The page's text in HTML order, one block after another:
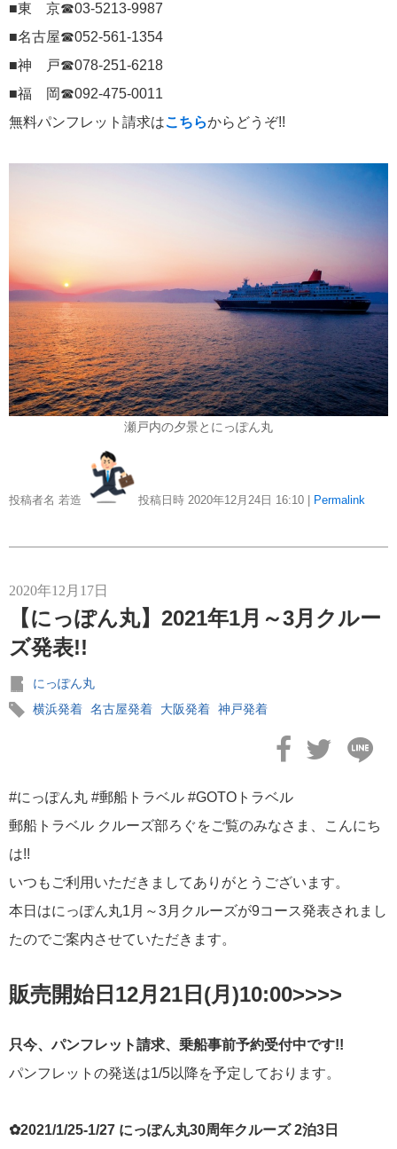
■東 京☎03-5213-9987
■名古屋☎052-561-1354
■神 戸☎078-251-6218
■福 岡☎092-475-0011
無料パンフレット請求はこちらからどうぞ!!
瀬戸内の夕景とにっぽん丸
投稿者名 若造 投稿日時 2020年12月24日 16:10 Permalink
2020年12月17日
【にっぽん丸】2021年1月～3月クルー
ズ発表!!
にっぽん丸
横浜発着 名古屋発着 大阪発着 神戸発着
#にっぽん丸 #郵船トラベル #GOTOトラベル
郵船トラベル クルーズ部ろぐをご覧のみなさま、こんにち
は!!
いつもご利用いただきましてありがとうございます。
本日はにっぽん丸1月～3月クルーズが9コース発表されまし
たのでご案内させていただきます。
販売開始日12月21日(月)10:00>>>>
只今、パンフレット請求、乗船事前予約受付中です!!
パンフレットの発送は1/5以降を予定しております。
✿2021/1/25-1/27 にっぽん丸30周年クルーズ 2泊3日